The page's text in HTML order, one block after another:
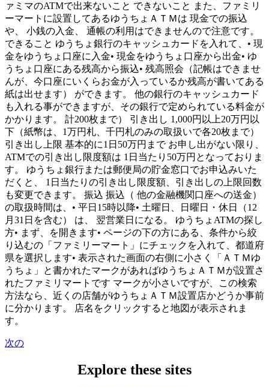
ァミマのATMで出来ないこと できないこと また、ファミリ
ーマートに設置してあるゆうちょＡＴＭは 現金での振込
や、 小銭の入金、 通帳の利用はできませんので注意です。
できること ゆうちょ銀行のキャッシュカードを入れて、• 現
金をゆうちょ口座に入金• 現金をゆうちょ口座から出金• ゆ
うちょ口座にある残高から振込• 残高照会（記帳はできませ
んが、今口座にいくらお金が入っているか残高が書いてある
紙は出せます） ができます。 他の銀行のキャッシュカード
も入れる事ができますが、その銀行で定められている料金が
かかります。 計200枚まで） 引き出し 1,000円以上20万円以
下（紙幣は、1万円札、千円札のみの取扱いで各20枚まで）
引き出し上限 基本的に1日50万円まで お申し出がない限り、
ATMでの引き出し限度額は 1日当たり50万円となっておりま
す。 ゆうちょ銀行または郵便局の貯金窓口でお申込みいた
だくと、 1日当たりの引き出し限度額、引き出しの上限回数
も変更できます。 振込 振込（ 他の金融機関口座への送金）
の取扱時間は、• 平日15時以降• 土曜日、日曜日・休日（12
月31日を含む） は、 翌営業日になる。 ゆうちょATMの探し
方• まず、を開きます• ページの下の方にある、条件から絞
り込むの「ファミリーマート」にチェックを入れて、都道府
県を選択します• 表示された画面の右側に小さく「ＡＴＭゆ
うちょ」と書かれたマークがあればゆうちょＡＴＭが設置さ
れたファミリマートです マークが小さいですが、この検索
方法なら、近くの店舗がゆうちょＡＴＭ設置店かどうか事前
に分かります。 店名をクリックすると地図が表示されま
す。
次の
Explore these sites